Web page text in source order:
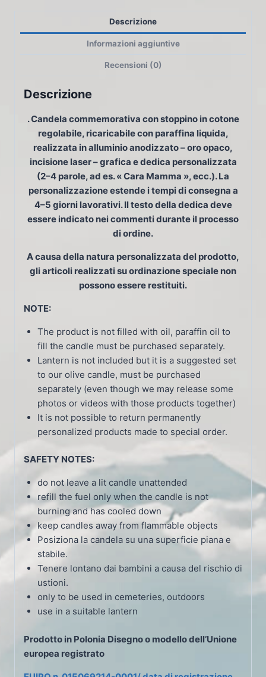
Descrizione
Informazioni aggiuntive
Recensioni (0)
Descrizione
.Candela commemorativa con stoppino in cotone
regolabile, ricaricabile con paraffina liquida,
realizzata in alluminio anodizzato – oro opaco,
incisione laser – grafica e dedica personalizzata
(2–4 parole, ad es. « Cara Mamma », ecc.). La
personalizzazione estende i tempi di consegna a
4–5 giorni lavorativi. Il testo della dedica deve
essere indicato nei commenti durante il processo
di ordine.
A causa della natura personalizzata del prodotto,
gli articoli realizzati su ordinazione speciale non
possono essere restituiti.
NOTE:
The product is not filled with oil, paraffin oil to
fill the candle must be purchased separately.
Lantern is not included but it is a suggested set
to our olive candle, must be purchased
separately (even though we may release some
photos or videos with those products together)
It is not possible to return permanently
personalized products made to special order.
SAFETY NOTES:
do not leave a lit candle unattended
refill the fuel only when the candle is not
burning and has cooled down
keep candles away from flammable objects
Posiziona la candela su una superficie piana e
stabile.
Tenere lontano dai bambini a causa del rischio di
ustioni.
only to be used in cemeteries, outdoors
use in a suitable lantern
Prodotto in Polonia Disegno o modello dell’Unione
europea registrato